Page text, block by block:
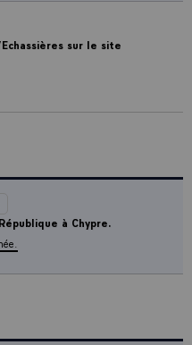
sur le site
à Chypre.